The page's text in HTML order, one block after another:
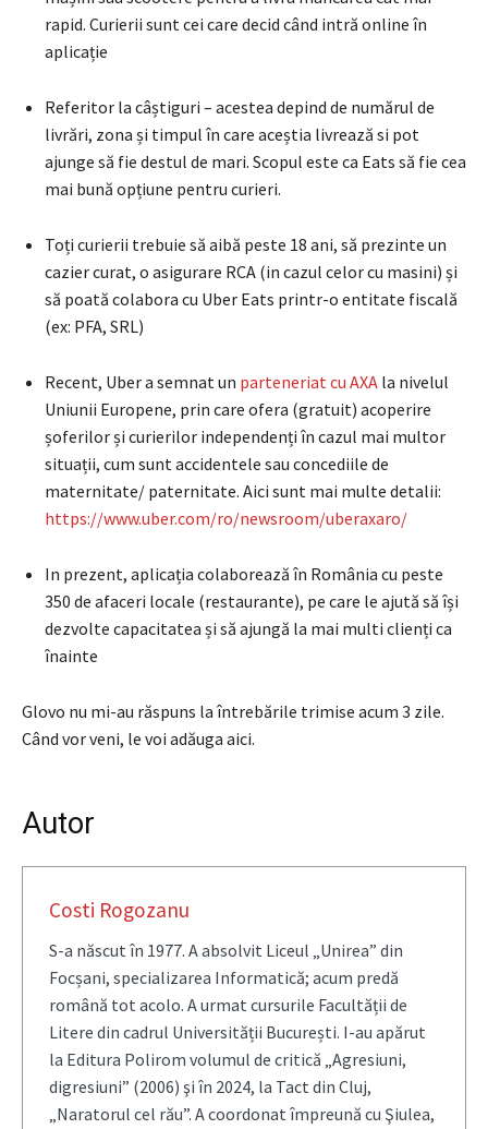
rapid. Curierii sunt cei care decid când intră online în
aplicație
Referitor la câștiguri – acestea depind de numărul de
livrări, zona și timpul în care aceștia livrează si pot
ajunge să fie destul de mari. Scopul este ca Eats să fie cea
mai bună opțiune pentru curieri.
Toți curierii trebuie să aibă peste 18 ani, să prezinte un
cazier curat, o asigurare RCA (in cazul celor cu masini) și
să poată colabora cu Uber Eats printr-o entitate fiscală
(ex: PFA, SRL)
Recent, Uber a semnat un parteneriat cu AXA la nivelul
Uniunii Europene, prin care ofera (gratuit) acoperire
șoferilor și curierilor independenți în cazul mai multor
situații, cum sunt accidentele sau concediile de
maternitate/ paternitate. Aici sunt mai multe detalii:
https://www.uber.com/ro/newsroom/uberaxaro/
In prezent, aplicația colaborează în România cu peste
350 de afaceri locale (restaurante), pe care le ajută să își
dezvolte capacitatea și să ajungă la mai multi clienți ca
înainte
Glovo nu mi-au răspuns la întrebările trimise acum 3 zile.
Când vor veni, le voi adăuga aici.
Autor
Costi Rogozanu
S-a născut în 1977. A absolvit Liceul „Unirea” din
Focșani, specializarea Informatică; acum predă
română tot acolo. A urmat cursurile Facultății de
Litere din cadrul Universității București. I-au apărut
la Editura Polirom volumul de critică „Agresiuni,
digresiuni” (2006) şi în 2024, la Tact din Cluj,
„Naratorul cel rău”. A coordonat împreună cu Şiulea,